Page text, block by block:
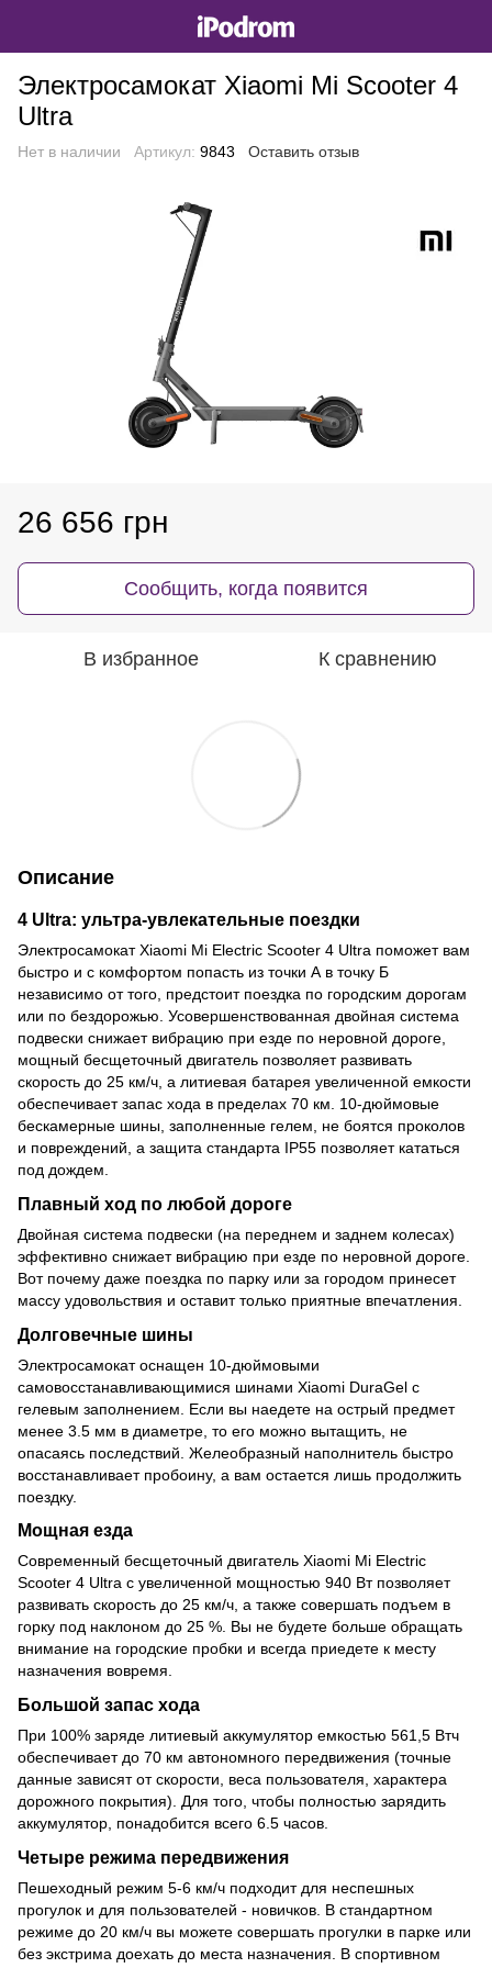
Электросамокат Xiaomi Mi Scooter 4
Ultra
Нет в наличии Артикул: 9843 Оставить отзыв
26 656 грн
Сообщить, когда появится
В избранное К сравнению
Описание
4 Ultra: ультра-увлекательные поездки
Электросамокат Xiaomi Mi Electric Scooter 4 Ultra поможет вам
быстро и с комфортом попасть из точки А в точку Б
независимо от того, предстоит поездка по городским дорогам
или по бездорожью. Усовершенствованная двойная система
подвески снижает вибрацию при езде по неровной дороге,
мощный бесщеточный двигатель позволяет развивать
скорость до 25 км/ч, а литиевая батарея увеличенной емкости
обеспечивает запас хода в пределах 70 км. 10-дюймовые
бескамерные шины, заполненные гелем, не боятся проколов
и повреждений, а защита стандарта IP55 позволяет кататься
под дождем.
Плавный ход по любой дороге
Двойная система подвески (на переднем и заднем колесах)
эффективно снижает вибрацию при езде по неровной дороге.
Вот почему даже поездка по парку или за городом принесет
массу удовольствия и оставит только приятные впечатления.
Долговечные шины
Электросамокат оснащен 10-дюймовыми
самовосстанавливающимися шинами Xiaomi DuraGel с
гелевым заполнением. Если вы наедете на острый предмет
менее 3.5 мм в диаметре, то его можно вытащить, не
опасаясь последствий. Желеобразный наполнитель быстро
восстанавливает пробоину, а вам остается лишь продолжить
поездку.
Мощная езда
Современный бесщеточный двигатель Xiaomi Mi Electric
Scooter 4 Ultra с увеличенной мощностью 940 Вт позволяет
развивать скорость до 25 км/ч, а также совершать подъем в
горку под наклоном до 25 %. Вы не будете больше обращать
внимание на городские пробки и всегда приедете к месту
назначения вовремя.
Большой запас хода
При 100% заряде литиевый аккумулятор емкостью 561,5 Втч
обеспечивает до 70 км автономного передвижения (точные
данные зависят от скорости, веса пользователя, характера
дорожного покрытия). Для того, чтобы полностью зарядить
аккумулятор, понадобится всего 6.5 часов.
Четыре режима передвижения
Пешеходный режим 5-6 км/ч подходит для неспешных
прогулок и для пользователей - новичков. В стандартном
режиме до 20 км/ч вы можете совершать прогулки в парке или
без экстрима доехать до места назначения. В спортивном